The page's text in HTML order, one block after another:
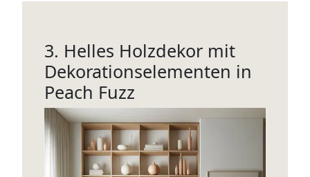
3. Helles Holzdekor mit
Dekorationselementen in
Peach Fuzz